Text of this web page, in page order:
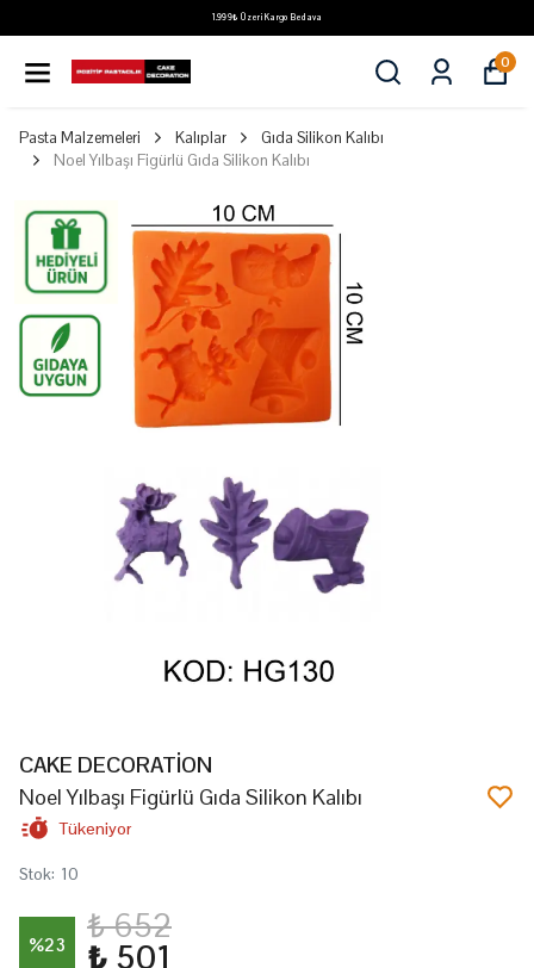
1.999₺ Üzeri Kargo Bedava
0
Pasta Malzemeleri Kalıplar
Gıda Silikon Kalıbı
Noel Yılbaşı Figürlü Gıda Silikon Kalıbı
CAKE DECORATİON
Noel Yılbaşı Figürlü Gıda Silikon Kalıbı
Tükeniyor
Stok: 10
%23 ₺ 652
₺ 501